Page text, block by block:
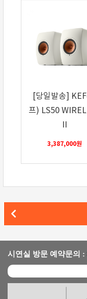
[당일발송]
프) LS50
II
3,387,000원
에소테릭
시연실 방문 예약문의 :